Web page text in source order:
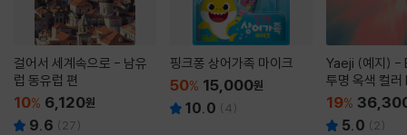
걸어서 세계속으로 - 남유
럽 동유럽 편
10% 6,120원
9.6 ( 27)
핑크퐁 상어가족 마이크
50% 15,000원
10.0 (4)
Yaeji (예지) -
투명 옥색 컬
19%
5.0 ( 2)